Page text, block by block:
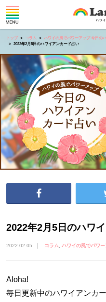
トップ コラム
ハワイの風でパワーアップ 今日の
2022年2月5日のハワイアンカード占い
2022年2月5日のハワ
2022.02.05 コラム ハワイの風でパワ
Aloha!
毎日更新中のハワイアンカ